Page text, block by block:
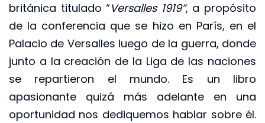
británica titulado “Versalles 1919”, a propósito
de la conferencia que se hizo en París, en el
Palacio de Versalles luego de la guerra, donde
junto a la creación de la Liga de las naciones
se repartieron el mundo. Es un libro
apasionante quizá más adelante en una
oportunidad nos dediquemos hablar sobre él.